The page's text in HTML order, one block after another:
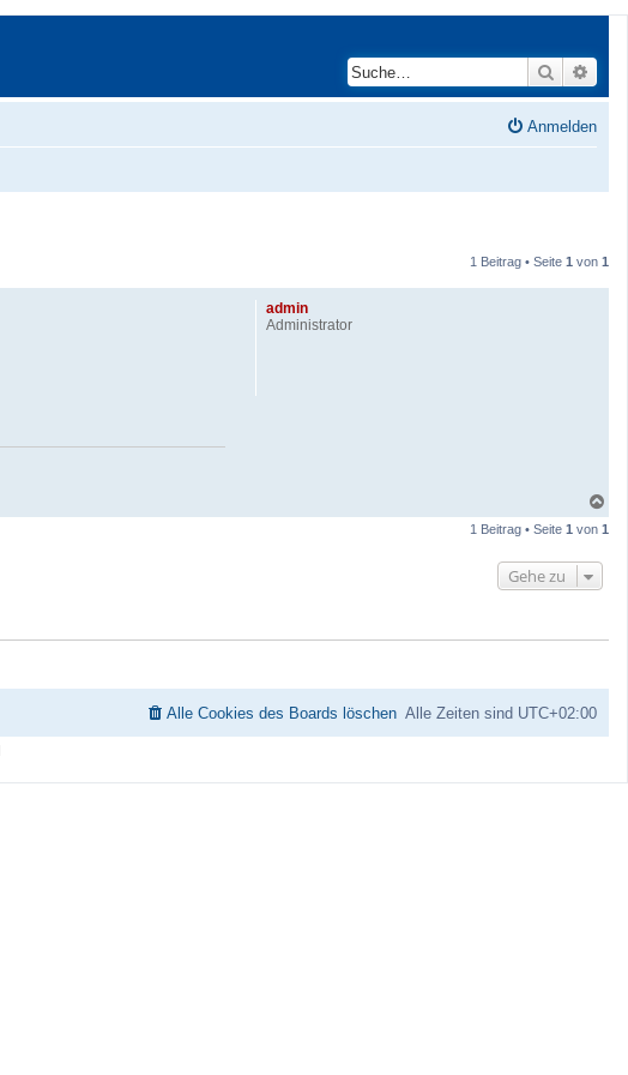
Suche
Anmelden
1 Beitrag • Seite 1 von 1
admin
Administrator
a
c
1 Beitrag • Seite 1 von 1
Gehe zu
Alle Zeiten sind UTC+02:00
Alle Cookies des Boards löschen